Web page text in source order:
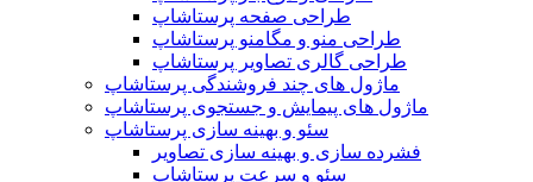
طراحی صفحه پرستاشاپ
طراحی منو و مگامنو پرستاشاپ
طراحی گالری تصاویر پرستاشاپ
ماژول های چند فروشندگی پرستاشاپ
ماژول های پیمایش و جستجوی پرستاشاپ
سئو و بهینه سازی پرستاشاپ
فشرده سازی و بهینه سازی تصاویر
سئو و سرعت پرستاشاپ